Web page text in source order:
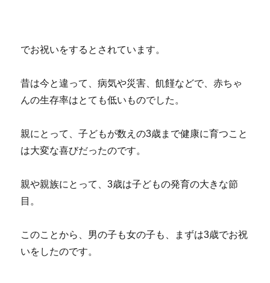
でお祝いをするとされています。
昔は今と違って、病気や災害、飢饉などで、赤ちゃ
んの生存率はとても低いものでした。
親にとって、子どもが数えの3歳まで健康に育つこと
は大変な喜びだったのです。
親や親族にとって、3歳は子どもの発育の大きな節
目。
このことから、男の子も女の子も、まずは3歳でお祝
いをしたのです。